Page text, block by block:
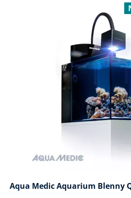
Aqua Medic Aquarium Blenny